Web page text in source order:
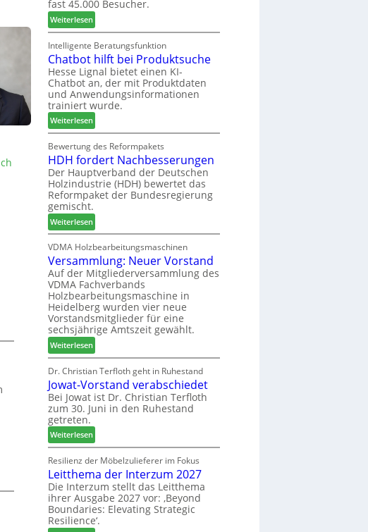
t
a
g
r
u
n
d
-
V
e
r
b
i
n
d
e
r
-
A
k
t
i
o
n
s
w
o
c
h
e
n
2
0
2
6
fast 45.000 Besucher.
Weiterlesen:
M
a
T
e
c
m
e
l
d
e
t
B
e
s
u
c
h
e
r
z
a
h
l
e
n
Intelligente Beratungsfunktion
Chatbot hilft bei Produktsuche
Hesse Lignal bietet einen KI-
Chatbot an, der mit Produktdaten
und Anwendungsinformationen
trainiert wurde.
Weiterlesen:
C
h
a
t
b
o
t
h
i
l
f
t
b
e
i
P
r
o
d
u
k
t
s
u
c
h
e
Bewertung des Reformpakets
HDH fordert Nachbesserungen
Der Hauptverband der Deutschen
Holzindustrie (HDH) bewertet das
Reformpaket der Bundesregierung
gemischt.
Weiterlesen:
H
D
H
f
o
r
d
e
r
t
N
a
c
h
b
s
s
e
r
u
n
g
e
VDMA Holzbearbeitungsmaschinen
Versammlung: Neuer Vorstand
Auf der Mitgliederversammlung des
VDMA Fachverbands
Holzbearbeitungsmaschine in
Heidelberg wurden vier neue
Vorstandsmitglieder für eine
sechsjährige Amtszeit gewählt.
Weiterlesen:
V
e
r
s
a
m
l
u
n
g
:
N
e
Dr. Christian Terfloth geht in Ruhestand
Jowat-Vorstand verabschiedet
Bei Jowat ist Dr. Christian Terfloth
zum 30. Juni in den Ruhestand
getreten.
Weiterlesen:
J
o
w
a
t
-
V
Resilienz der Möbelzulieferer im Fokus
Leitthema der Interzum 2027
Die Interzum stellt das Leitthema
ihrer Ausgabe 2027 vor: ‚Beyond
Boundaries: Elevating Strategic
Resilience‘.